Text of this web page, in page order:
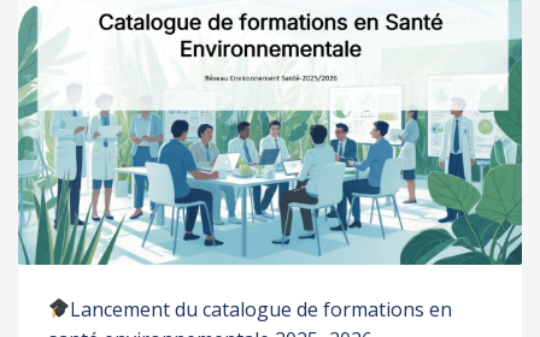
Lancement du catalogue de formations en